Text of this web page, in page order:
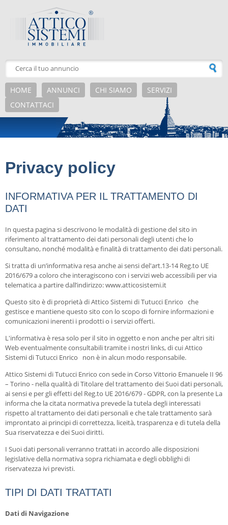
HOME ANNUNCI CHI SIAMO
SERVIZI
CONTATTACI
Privacy policy
INFORMATIVA PER IL TRATTAMENTO DI
DATI
In questa pagina si descrivono le modalità di gestione del sito in
riferimento al trattamento dei dati personali degli utenti che lo
consultano, nonché modalità e finalità di trattamento dei dati personali.
Si tratta di un’informativa resa anche ai sensi del'art.13-14 Reg.to UE
2016/679 a coloro che interagiscono con i servizi web accessibili per via
telematica a partire dall’indirizzo: www.atticosistemi.it
Questo sito è di proprietà di Attico Sistemi di Tutucci Enrico che
gestisce e mantiene questo sito con lo scopo di fornire informazioni e
comunicazioni inerenti i prodotti o i servizi offerti.
L'informativa è resa solo per il sito in oggetto e non anche per altri siti
Web eventualmente consultabili tramite i nostri links, di cui Attico
Sistemi di Tutucci Enrico non è in alcun modo responsabile.
Attico Sistemi di Tutucci Enrico con sede in Corso Vittorio Emanuele II 96
– Torino - nella qualità di Titolare del trattamento dei Suoi dati personali,
ai sensi e per gli effetti del Reg.to UE 2016/679 - GDPR, con la presente La
informa che la citata normativa prevede la tutela degli interessati
rispetto al trattamento dei dati personali e che tale trattamento sarà
improntato ai principi di correttezza, liceità, trasparenza e di tutela della
Sua riservatezza e dei Suoi diritti.
I Suoi dati personali verranno trattati in accordo alle disposizioni
legislative della normativa sopra richiamata e degli obblighi di
riservatezza ivi previsti.
TIPI DI DATI TRATTATI
Dati di Navigazione